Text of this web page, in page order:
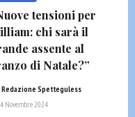
tensioni per
chi sarà il
assente al
di Natale?”
Redazione Spetteguless
4 Novembre 2024